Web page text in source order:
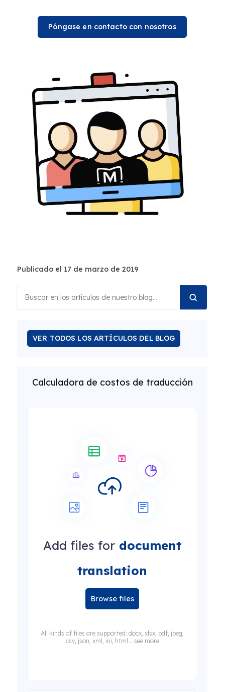
Póngase en contacto con nosotros
Publicado el 17 de marzo de 2019
VER TODOS LOS ARTÍCULOS DEL BLOG
Calculadora de costos de traducción
Add files for document
translation
Browse files
All kinds of files are supported: docx, xlsx, pdf, jpeg,
csv, json, xml, ini, html... see more